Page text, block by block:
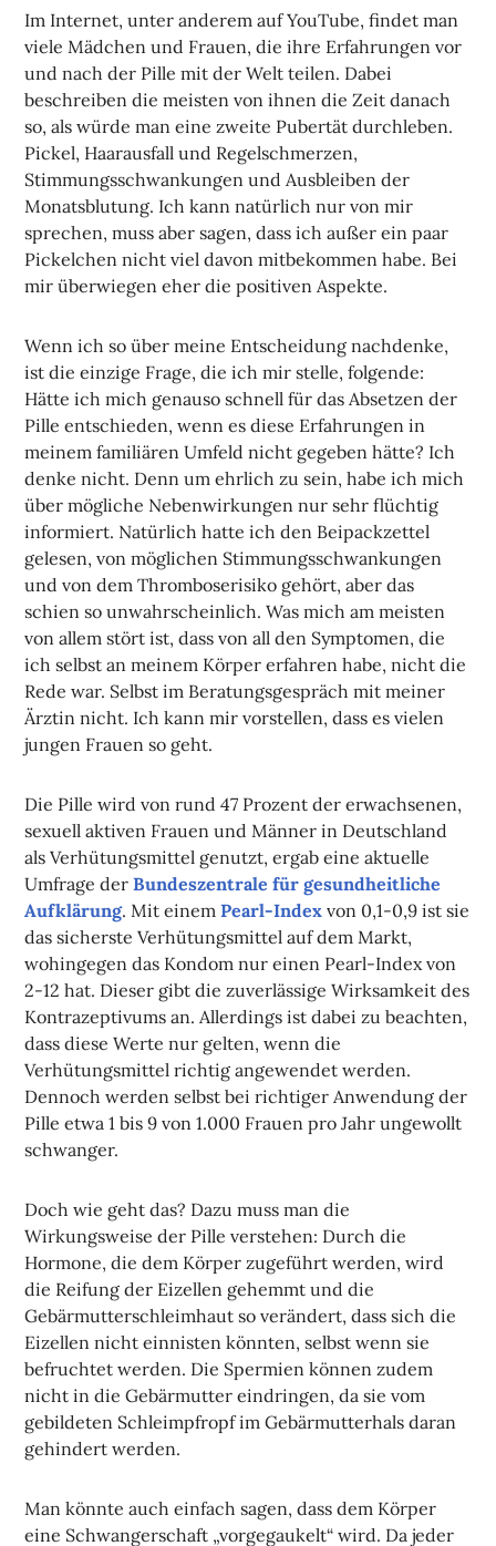
Im Internet, unter anderem auf YouTube, findet man
viele Mädchen und Frauen, die ihre Erfahrungen vor
und nach der Pille mit der Welt teilen. Dabei
beschreiben die meisten von ihnen die Zeit danach
so, als würde man eine zweite Pubertät durchleben.
Pickel, Haarausfall und Regelschmerzen,
Stimmungsschwankungen und Ausbleiben der
Monatsblutung. Ich kann natürlich nur von mir
sprechen, muss aber sagen, dass ich außer ein paar
Pickelchen nicht viel davon mitbekommen habe. Bei
mir überwiegen eher die positiven Aspekte.
Wenn ich so über meine Entscheidung nachdenke,
ist die einzige Frage, die ich mir stelle, folgende:
Hätte ich mich genauso schnell für das Absetzen der
Pille entschieden, wenn es diese Erfahrungen in
meinem familiären Umfeld nicht gegeben hätte? Ich
denke nicht. Denn um ehrlich zu sein, habe ich mich
über mögliche Nebenwirkungen nur sehr flüchtig
informiert. Natürlich hatte ich den Beipackzettel
gelesen, von möglichen Stimmungsschwankungen
und von dem Thromboserisiko gehört, aber das
schien so unwahrscheinlich. Was mich am meisten
von allem stört ist, dass von all den Symptomen, die
ich selbst an meinem Körper erfahren habe, nicht die
Rede war. Selbst im Beratungsgespräch mit meiner
Ärztin nicht. Ich kann mir vorstellen, dass es vielen
jungen Frauen so geht.
Die Pille wird von rund 47 Prozent der erwachsenen,
sexuell aktiven Frauen und Männer in Deutschland
als Verhütungsmittel genutzt, ergab eine aktuelle
Umfrage derBundeszentrale für gesundheitliche
Aufklärung. Mit einemPearl-Index von 0,1-0,9 ist sie
das sicherste Verhütungsmittel auf dem Markt,
wohingegen das Kondom nur einen Pearl-Index von
2-12 hat. Dieser gibt die zuverlässige Wirksamkeit des
Kontrazeptivums an. Allerdings ist dabei zu beachten,
dass diese Werte nur gelten, wenn die
Verhütungsmittel richtig angewendet werden.
Dennoch werden selbst bei richtiger Anwendung der
Pille etwa 1 bis 9 von 1.000 Frauen pro Jahr ungewollt
schwanger.
Doch wie geht das? Dazu muss man die
Wirkungsweise der Pille verstehen: Durch die
Hormone, die dem Körper zugeführt werden, wird
die Reifung der Eizellen gehemmt und die
Gebärmutterschleimhaut so verändert, dass sich die
Eizellen nicht einnisten könnten, selbst wenn sie
befruchtet werden. Die Spermien können zudem
nicht in die Gebärmutter eindringen, da sie vom
gebildeten Schleimpfropf im Gebärmutterhals daran
gehindert werden.
Man könnte auch einfach sagen, dass dem Körper
eine Schwangerschaft „vorgegaukelt“ wird. Da jeder